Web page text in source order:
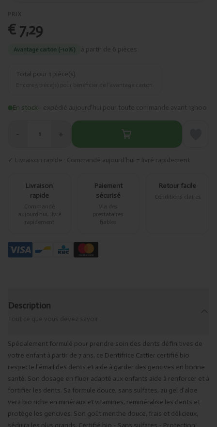
PRIX
€ 7,29
Avantage carton (-10%) à partir de 6 pièces
Total pour 1 pièce(s)
En stock– expédié aujourd’hui pour toute commande avant 13h00
− 1 +
✓ Livraison rapide · Commandé aujourd’hui = livré rapidement
Livraison
rapide
Commandé
aujourd’hui, livré
rapidement
Paiement
sécurisé
Via des
prestataires
fiables
Retour facile
Conditions claires
Description
Spécialement formulé pour prendre soin des dents définitives de
votre enfant à partir de 7 ans, ce Dentifrice Cattier certifié bio
respecte l'émail des dents et aide à garder des gencives en bonne
santé. Son dosage en fluor adapté aux enfants aide à renforcer et à
fortifier les dents. Sa formule douce, sans sulfates, au gel d'aloe
vera bio riche en minéraux et vitamines, reminéralise les dents et
protège les gencives. Son goût menthe douce, frais et délicieux,
séduira les plus grands. Certifié bio - Sans sulfates - Protection